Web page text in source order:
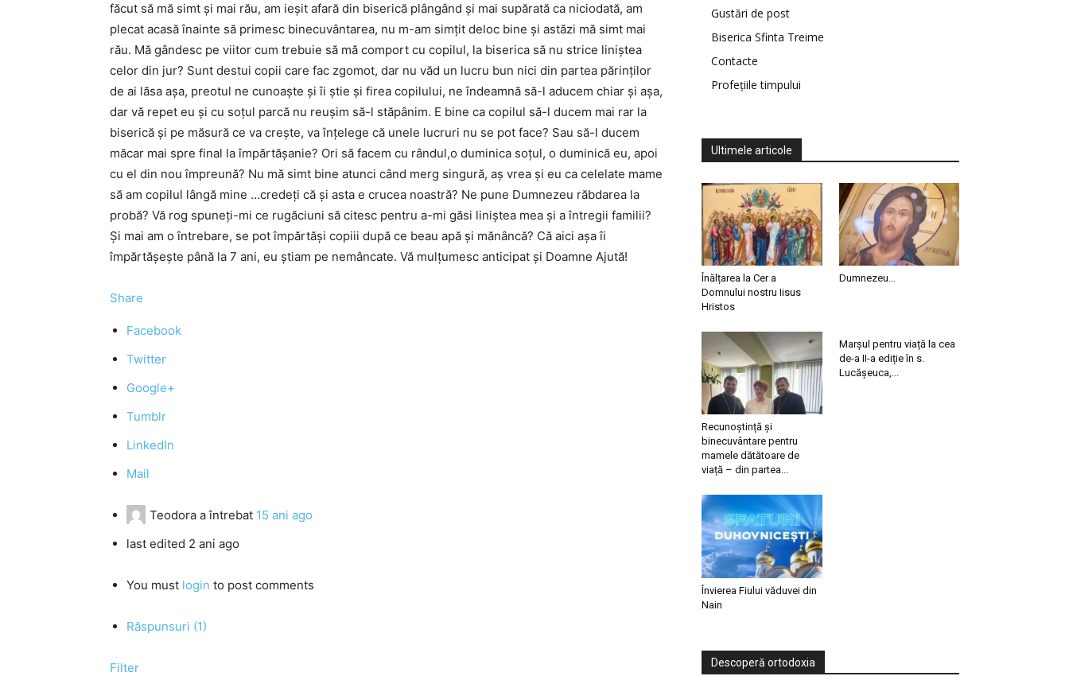
făcut să mă simt şi mai rău, am ieşit afară din biserică plângând şi mai supărată ca niciodată, am
plecat acasă înainte să primesc binecuvântarea, nu m-am simţit deloc bine şi astăzi mă simt mai
rău. Mă gândesc pe viitor cum trebuie să mă comport cu copilul, la biserica să nu strice liniştea
celor din jur? Sunt destui copii care fac zgomot, dar nu văd un lucru bun nici din partea părinţilor
de ai lăsa aşa, preotul ne cunoaşte şi îi ştie şi firea copilului, ne îndeamnă să-l aducem chiar şi aşa,
dar vă repet eu şi cu soţul parcă nu reuşim să-l stăpânim. E bine ca copilul să-l ducem mai rar la
biserică şi pe măsură ce va creşte, va înţelege că unele lucruri nu se pot face? Sau să-l ducem
măcar mai spre final la împărtăşanie? Ori să facem cu rândul,o duminica soţul, o duminică eu, apoi
cu el din nou împreună? Nu mă simt bine atunci când merg singură, aş vrea şi eu ca celelate mame
să am copilul lângă mine …credeţi că şi asta e crucea noastră? Ne pune Dumnezeu răbdarea la
probă? Vă rog spuneţi-mi ce rugăciuni să citesc pentru a-mi găsi liniştea mea şi a întregii familii?
Şi mai am o întrebare, se pot împărtăşi copiii după ce beau apă şi mănâncă? Că aici aşa îi
împărtăşeşte până la 7 ani, eu ştiam pe nemâncate. Vă mulţumesc anticipat şi Doamne Ajută!
Share
Facebook
Twitter
Google+
Tumblr
LinkedIn
Mail
Teodora a întrebat 15 ani ago
last edited 2 ani ago
You must login to post comments
Răspunsuri (1)
Filter
Gustări de post
Biserica Sfinta Treime
Contacte
Profețiile timpului
Ultimele articole
Înălțarea la Cer a
Domnului nostru Iisus
Hristos
Dumnezeu…
Recunoștință și
binecuvântare pentru
mamele dătătoare de
viață – din partea...
Marșul pentru viață la cea
de-a II-a ediție în s.
Lucășeuca,...
Învierea Fiului văduvei din
Nain
Descoperă ortodoxia